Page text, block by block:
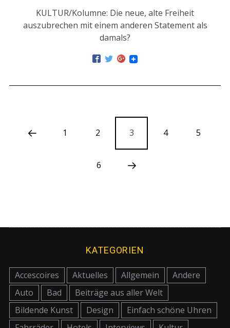
KULTUR/Kolumne: Die neue, alte Freiheit
auszubrechen mit einem anderen Statement als
damals?
1 2 3 4 5
6
KATEGORIEN
Accescoires Aktuelles Allgemein
Andere
Auto
Bad
Beiträge aus aller Welt
Bildende Kunst
Design
Einfach schöne Uhren